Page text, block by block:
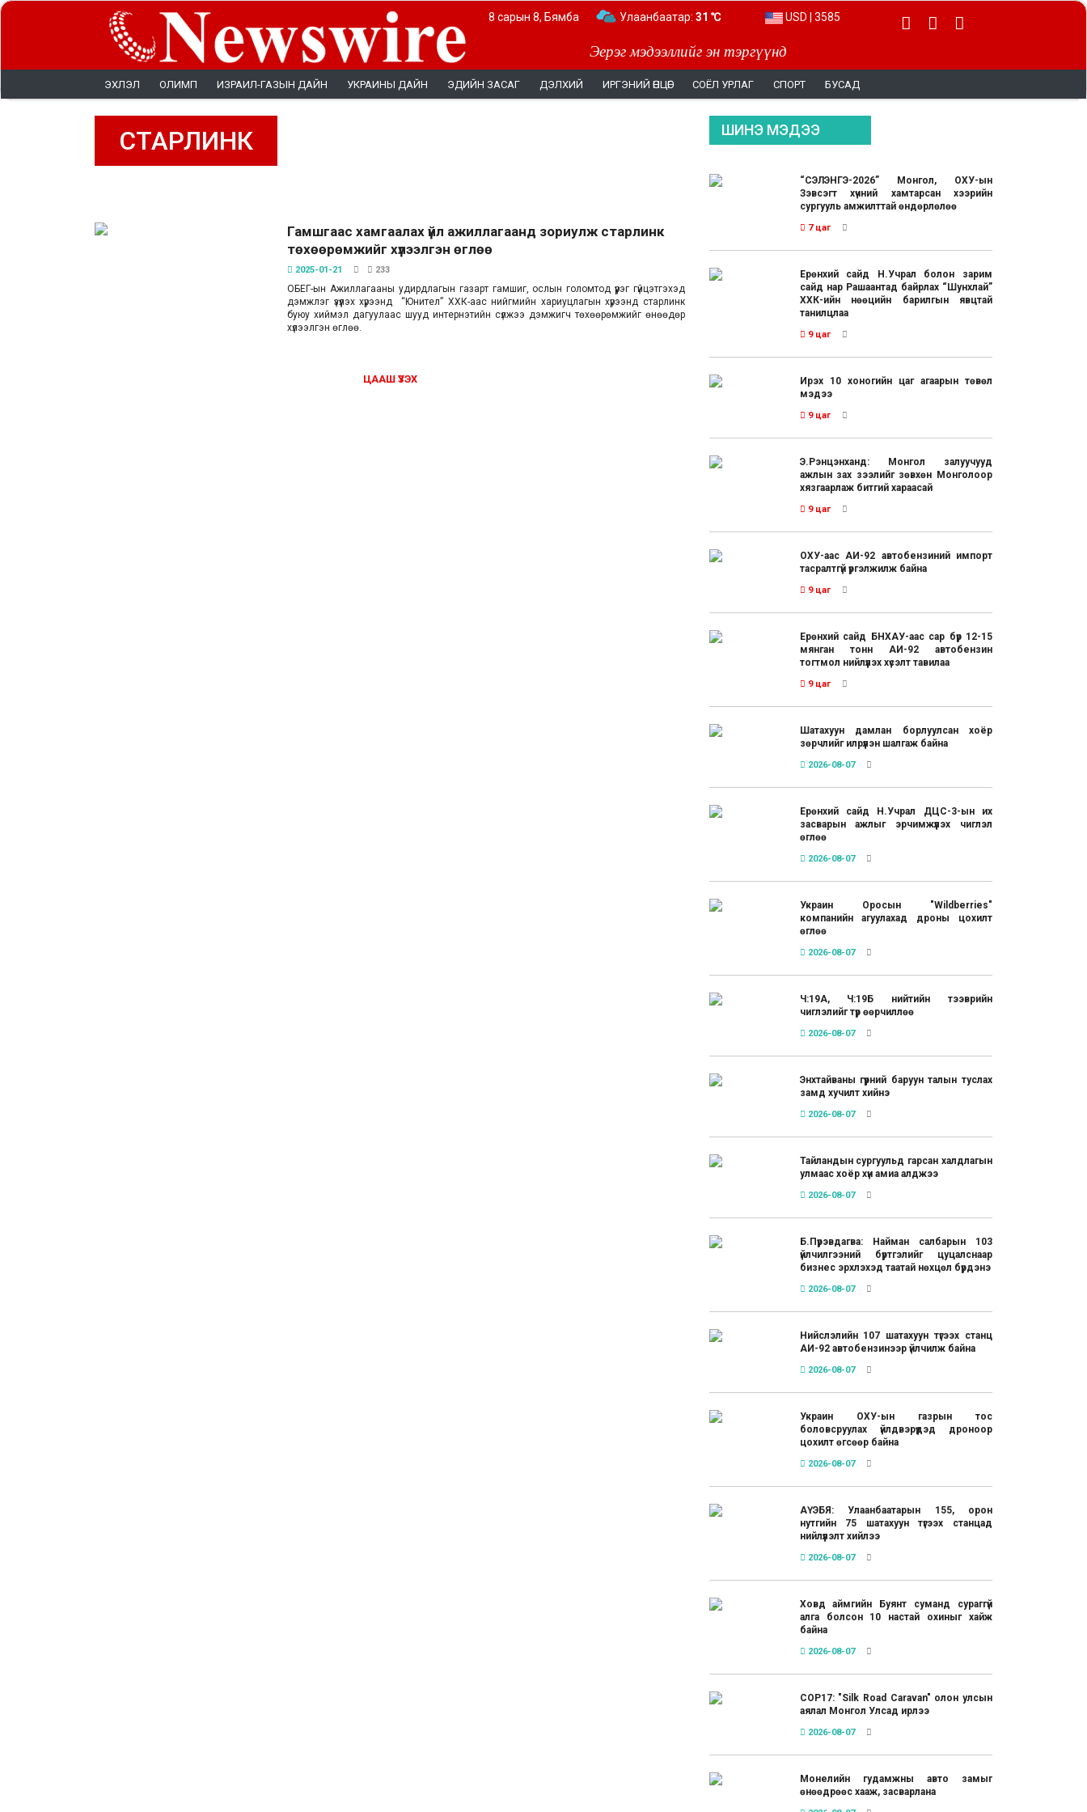
Эерэг мэдээллийг эн тэргүүнд
8 сарын 8, Бямба Улаанбаатар: 31 ℃ USD | 3585
ЭХЛЭЛ ОЛИМП ИЗРАИЛ-ГАЗЫН ДАЙН УКРАИНЫ ДАЙН ЭДИЙН ЗАСАГ ДЭЛХИЙ ИРГЭНИЙ ӨНЦӨГ СОЁЛ УРЛАГ СПОРТ БУСАД
СТАРЛИНК
Гамшгаас хамгаалах үйл ажиллагаанд зориулж старлинк
төхөөрөмжийг хүлээлгэн өглөө
2025-01-21 233
ОБЕГ-ын Ажиллагааны удирдлагын газарт гамшиг, ослын голомтод үүрэг гүйцэтгэхэд
дэмжлэг үзүүлэх хүрээнд “Юнител” ХХК-аас нийгмийн хариуцлагын хүрээнд старлинк
буюу хиймэл дагуулаас шууд интернэтийн сүлжээ дэмжигч төхөөрөмжийг өнөөдөр
хүлээлгэн өглөө.
ЦААШ ҮЗЭХ
ШИНЭ МЭДЭЭ
“СЭЛЭНГЭ-2026” Монгол, ОХУ-ын
Зэвсэгт хүчний хамтарсан хээрийн
сургууль амжилттай өндөрлөлөө
7 цаг
Ерөнхий сайд Н.Учрал болон зарим
сайд нар Рашаантад байрлах “Шунхлай”
ХХК-ийн нөөцийн барилгын явцтай
танилцлаа
9 цаг
Ирэх 10 хоногийн цаг агаарын төвөл
мэдээ
9 цаг
Э.Рэнцэнханд: Монгол залуучууд
ажлын зах зээлийг зөвхөн Монголоор
хязгаарлаж битгий хараасай
9 цаг
ОХУ-аас АИ-92 автобензиний импорт
тасралтгүй үргэлжилж байна
9 цаг
Ерөнхий сайд БНХАУ-аас сар бүр 12-15
мянган тонн АИ-92 автобензин
тогтмол нийлүүлэх хүсэлт тавилаа
9 цаг
Шатахуун дамлан борлуулсан хоёр
зөрчлийг илрүүлэн шалгаж байна
2026-08-07
Ерөнхий сайд Н.Учрал ДЦС-3-ын их
засварын ажлыг эрчимжүүлэх чиглэл
өглөө
2026-08-07
Украин Оросын "Wildberries"
компанийн агуулахад дроны цохилт
өглөө
2026-08-07
Ч:19А, Ч:19Б нийтийн тээврийн
чиглэлийг түр өөрчиллөө
2026-08-07
Энхтайваны гүүрний баруун талын туслах
замд хучилт хийнэ
2026-08-07
Тайландын сургуульд гарсан халдлагын
улмаас хоёр хүн амиа алджээ
2026-08-07
Б.Пүрэвдагва: Найман салбарын 103
үйлчилгээний бүртгэлийг цуцалснаар
бизнес эрхлэхэд таатай нөхцөл бүрдэнэ
2026-08-07
Нийслэлийн 107 шатахуун түгээх станц
АИ-92 автобензинээр үйлчилж байна
2026-08-07
Украин ОХУ-ын газрын тос
боловсруулах үйлдвэрүүдэд дроноор
цохилт өгсөөр байна
2026-08-07
АҮЭБЯ: Улаанбаатарын 155, орон
нутгийн 75 шатахуун түгээх станцад
нийлүүлэлт хийлээ
2026-08-07
Ховд аймгийн Буянт суманд сураггүй
алга болсон 10 настай охиныг хайж
байна
2026-08-07
COP17: "Silk Road Caravan" олон улсын
аялал Монгол Улсад ирлээ
2026-08-07
Монелийн гудамжны авто замыг
өнөөдрөөс хааж, засварлана